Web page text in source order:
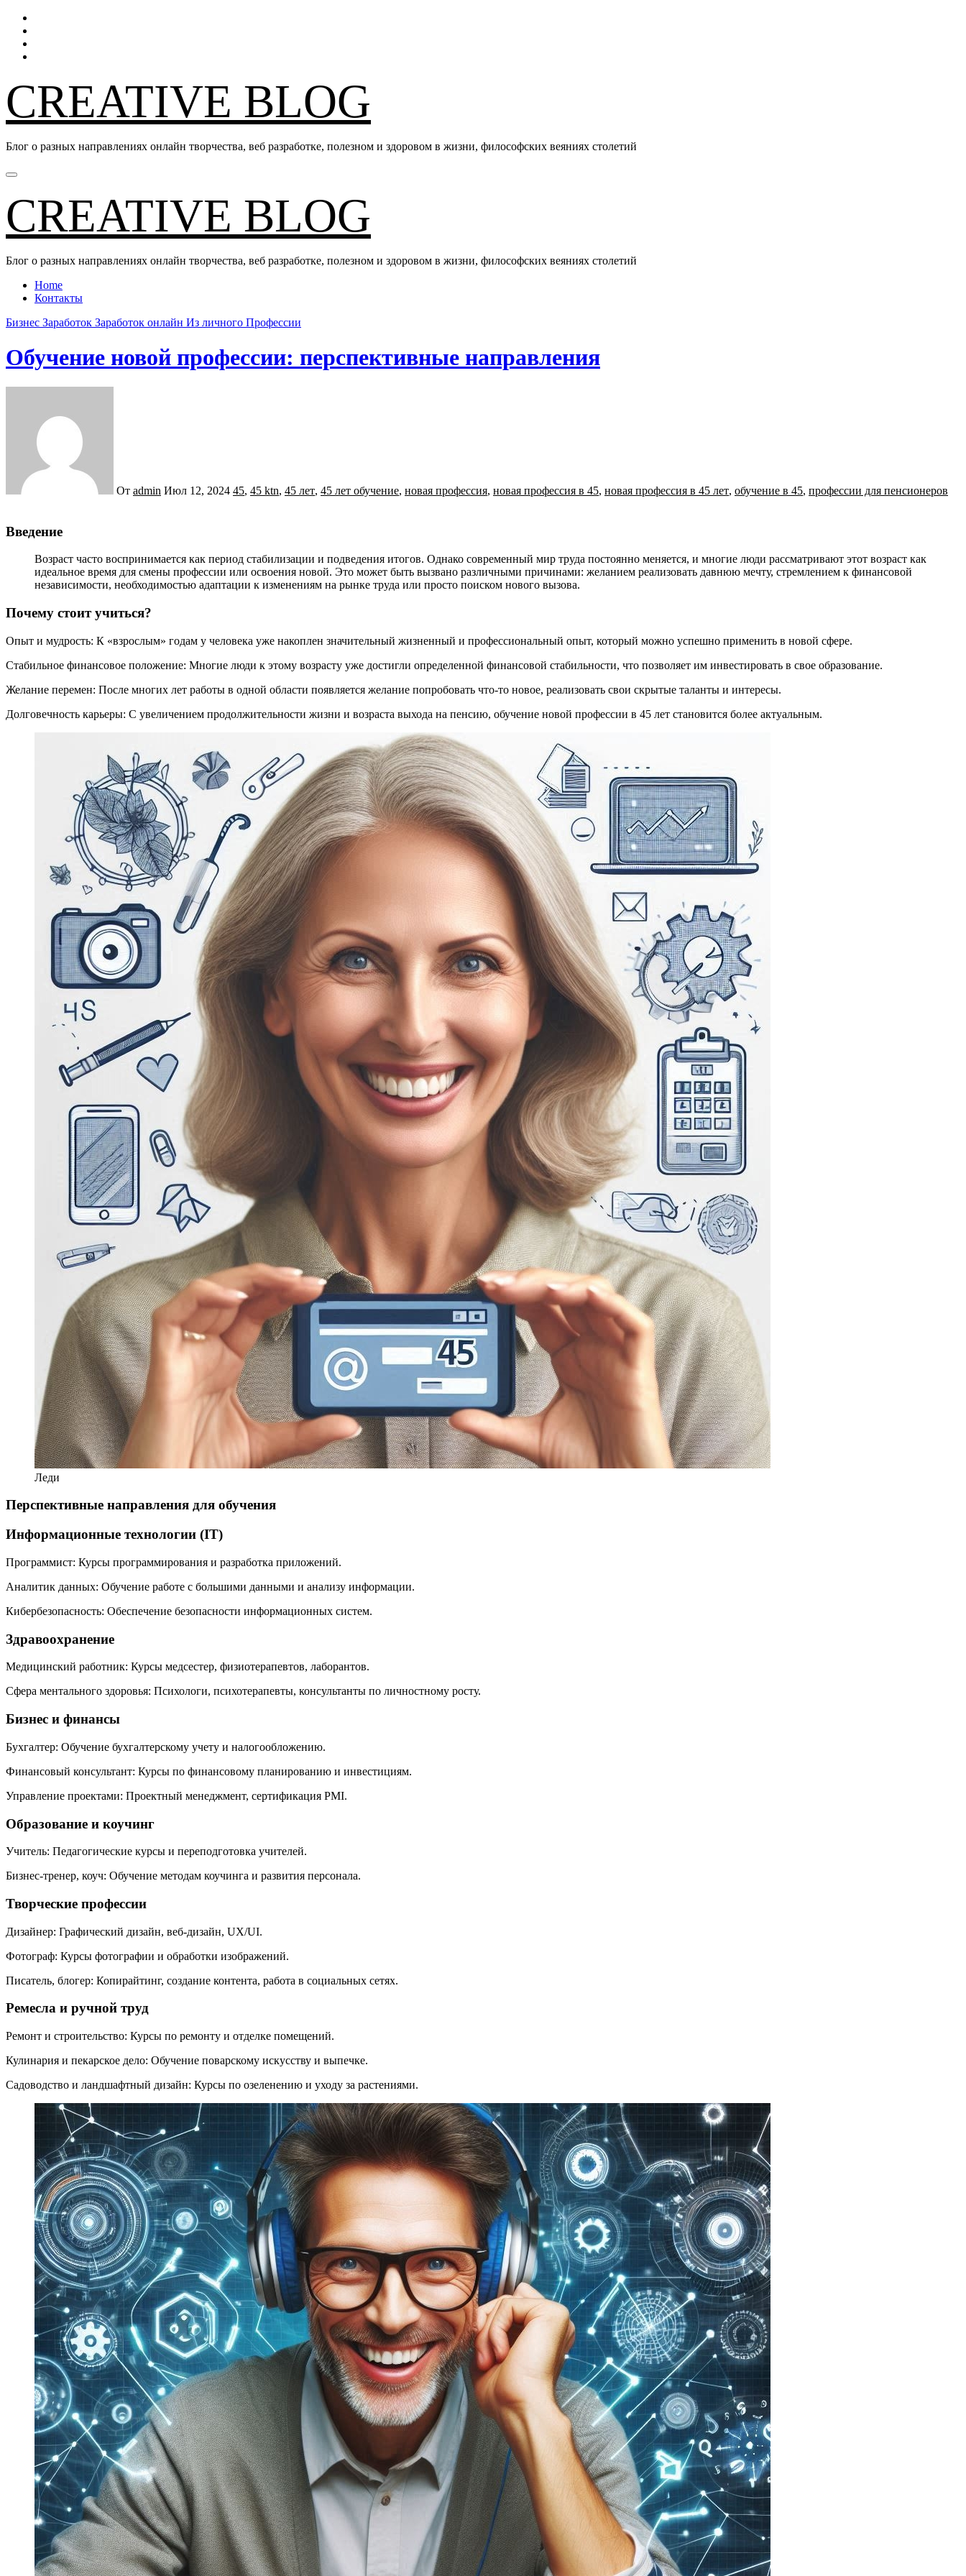
Перейти
содержанию
CREATIVE BLOG
Блог о разных направлениях онлайн творчества, веб разработке, полезном и здоровом в жизни, философских веяниях столетий
CREATIVE BLOG
Блог о разных направлениях онлайн творчества, веб разработке, полезном и здоровом в жизни, философских веяниях столетий
Home
Контакты
Бизнес Заработок Заработок онлайн Из личного Профессии
Обучение новой профессии: перспективные направления
От admin Июл 12, 2024 45, 45 ktn, 45 лет, 45 лет обучение, новая профессия, новая профессия в 45, новая профессия в 45 лет, обучение в 45, профессии для пенсионеров
Введение
Возраст часто воспринимается как период стабилизации и подведения итогов. Однако современный мир труда постоянно меняется, и многие люди рассматривают этот возраст как
идеальное время для смены профессии или освоения новой. Это может быть вызвано различными причинами: желанием реализовать давнюю мечту, стремлением к финансовой
независимости, необходимостью адаптации к изменениям на рынке труда или просто поиском нового вызова.
Почему стоит учиться?
Опыт и мудрость: К «взрослым» годам у человека уже накоплен значительный жизненный и профессиональный опыт, который можно успешно применить в новой сфере.
Стабильное финансовое положение: Многие люди к этому возрасту уже достигли определенной финансовой стабильности, что позволяет им инвестировать в свое образование.
Желание перемен: После многих лет работы в одной области появляется желание попробовать что-то новое, реализовать свои скрытые таланты и интересы.
Долговечность карьеры: С увеличением продолжительности жизни и возраста выхода на пенсию, обучение новой профессии в 45 лет становится более актуальным.
Леди
Перспективные направления для обучения
Информационные технологии (IT)
Программист: Курсы программирования и разработка приложений.
Аналитик данных: Обучение работе с большими данными и анализу информации.
Кибербезопасность: Обеспечение безопасности информационных систем.
Здравоохранение
Медицинский работник: Курсы медсестер, физиотерапевтов, лаборантов.
Сфера ментального здоровья: Психологи, психотерапевты, консультанты по личностному росту.
Бизнес и финансы
Бухгалтер: Обучение бухгалтерскому учету и налогообложению.
Финансовый консультант: Курсы по финансовому планированию и инвестициям.
Управление проектами: Проектный менеджмент, сертификация PMI.
Образование и коучинг
Учитель: Педагогические курсы и переподготовка учителей.
Бизнес-тренер, коуч: Обучение методам коучинга и развития персонала.
Творческие профессии
Дизайнер: Графический дизайн, веб-дизайн, UX/UI.
Фотограф: Курсы фотографии и обработки изображений.
Писатель, блогер: Копирайтинг, создание контента, работа в социальных сетях.
Ремесла и ручной труд
Ремонт и строительство: Курсы по ремонту и отделке помещений.
Кулинария и пекарское дело: Обучение поварскому искусству и выпечке.
Садоводство и ландшафтный дизайн: Курсы по озеленению и уходу за растениями.